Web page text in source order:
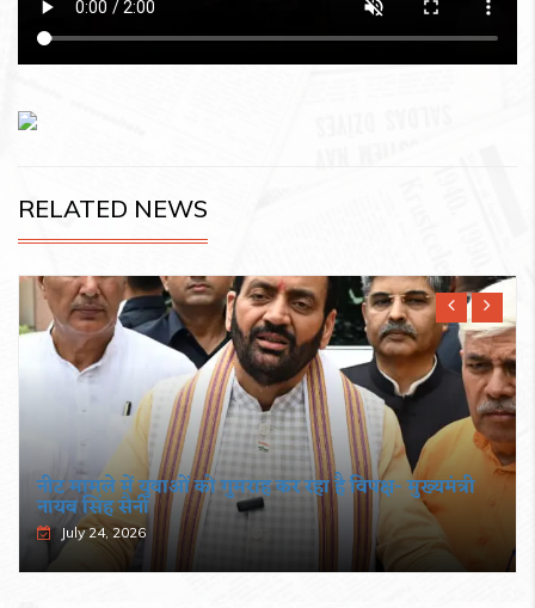
RELATED NEWS
नीट मामले में युवाओं को गुमराह कर रहा है विपक्ष- मुख्यमंत्री
नायब सिंह सैनी
July 24, 2026